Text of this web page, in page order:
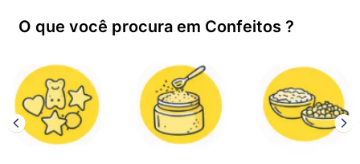
O que você procura em Confeitos ?